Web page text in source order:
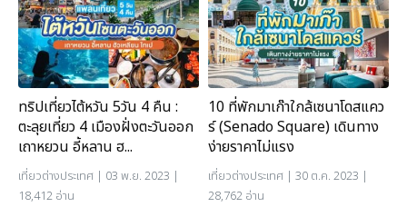
ทริปเที่ยวไต้หวัน 5วัน 4 คืน :
ตะลุยเที่ยว 4 เมืองฝั่งตะวันออก
เถาหยวน อี้หลาน ฮ...
เที่ยวต่างประเทศ | 03 พ.ย. 2023 |
18,412 อ่าน
10 ที่พักมาเก๊าใกล้เซนาโดสแคว
ร์ (Senado Square) เดินทาง
ง่ายราคาไม่แรง
เที่ยวต่างประเทศ | 30 ต.ค. 2023 |
28,762 อ่าน